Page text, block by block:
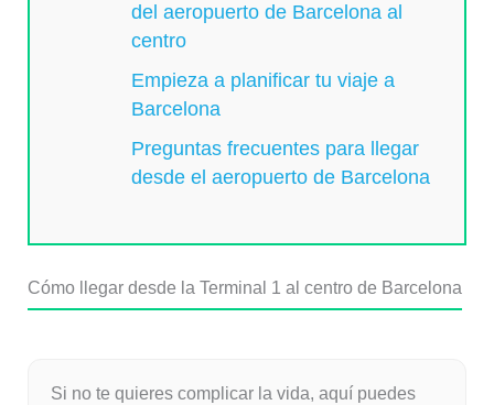
del aeropuerto de Barcelona al
centro
Empieza a planificar tu viaje a
Barcelona
Preguntas frecuentes para llegar
desde el aeropuerto de Barcelona
Cómo llegar desde la Terminal 1 al centro de Barcelona
Si no te quieres complicar la vida, aquí puedes